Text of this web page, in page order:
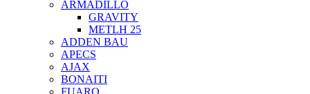
ARMADILLO
GRAVITY
METLH 25
ADDEN BAU
APECS
AJAX
BONAITI
FUARO